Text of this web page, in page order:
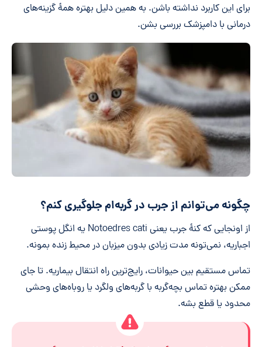
برای این کاربرد نداشته باشن. به همین دلیل بهتره همۀ گزینه‌های
درمانی با دامپزشک بررسی بشن.
چگونه می‌توانم از جرب در گربه‌ام جلوگیری کنم؟
از اونجایی که کنۀ جرب یعنی Notoedres cati یه انگل پوستی
اجباریه، نمی‌تونه مدت زیادی بدون میزبان در محیط زنده بمونه.
تماس مستقیم بین حیوانات، رایج‌ترین راه انتقال بیماریه. تا جای
ممکن بهتره تماس بچه‌گربه با گربه‌های ولگرد یا روباه‌های وحشی
محدود یا قطع بشه.